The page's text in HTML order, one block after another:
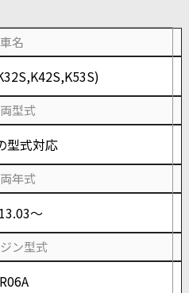
車名
型式
型式対応
年式
～
ン型式
R06A